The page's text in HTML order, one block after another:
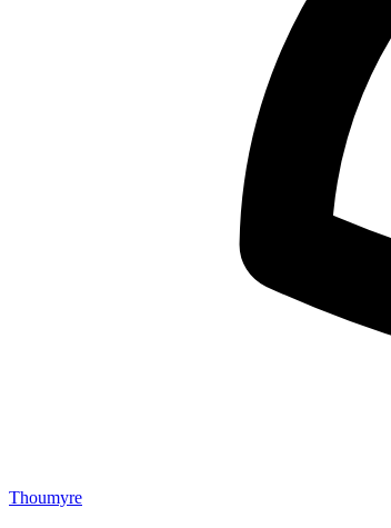
Thoumyre